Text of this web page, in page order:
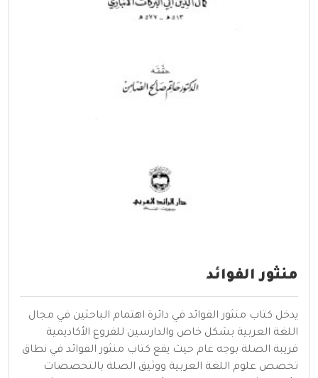
منثور الفوائد
يدخل كتاب منثور الفوائد في دائرة اهتمام الباحثين في مجال
اللغة العربية بشكل خاص والدارسين للفروع الأكاديمية
قريبة الصلة بوجه عام حيث يقع كتاب منثور الفوائد في نطاق
تخصص علوم اللغة العربية ووثيق الصلة بالتخصصات